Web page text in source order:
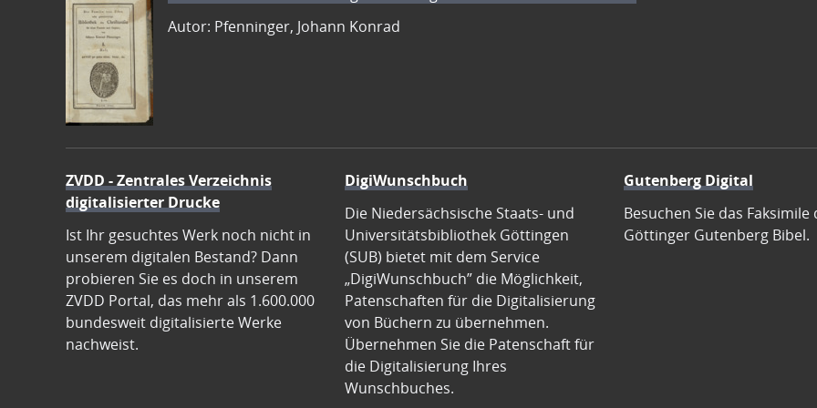
Autor: Pfenninger, Johann Konrad
ZVDD - Zentrales Verzeichnis
digitalisierter Drucke
Ist Ihr gesuchtes Werk noch nicht in
unserem digitalen Bestand? Dann
probieren Sie es doch in unserem
ZVDD Portal, das mehr als 1.600.000
bundesweit digitalisierte Werke
nachweist.
DigiWunschbuch
Die Niedersächsische Staats- und
Universitätsbibliothek Göttingen
(SUB) bietet mit dem Service
„DigiWunschbuch” die Möglichkeit,
Patenschaften für die Digitalisierung
von Büchern zu übernehmen.
Übernehmen Sie die Patenschaft für
die Digitalisierung Ihres
Wunschbuches.
Gutenberg Digital
Besuchen Sie das Faksimile
Göttinger Gutenberg Bibel.